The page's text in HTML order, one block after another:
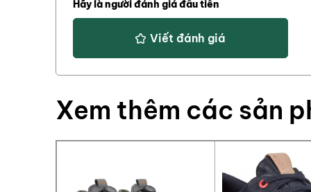
Hãy là người đánh giá đầu tiên
Viết đánh giá
Xem thêm các sản